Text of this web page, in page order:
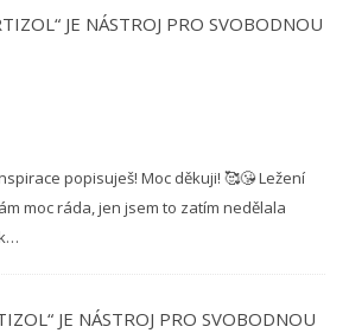
JE NÁSTROJ PRO SVOBODNOU
popisuješ! Moc děkuji! 🥰😘 Ležení
moc ráda, jen jsem to zatím nedělala
JE NÁSTROJ PRO SVOBODNOU